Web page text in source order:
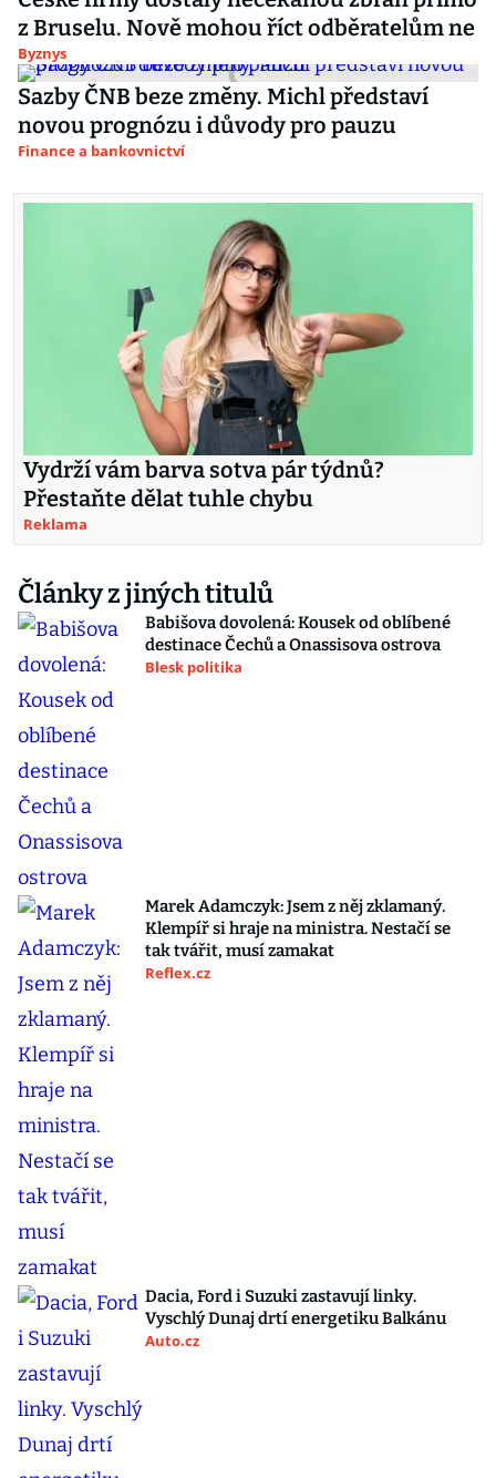
z Bruselu. Nově mohou říct odběratelům ne
Byznys
Sazby ČNB beze změny. Michl představí
novou prognózu i důvody pro pauzu
Finance a bankovnictví
Vydrží vám barva sotva pár týdnů?
Přestaňte dělat tuhle chybu
Reklama
Články z jiných titulů
Babišova dovolená: Kousek od oblíbené
destinace Čechů a Onassisova ostrova
Blesk politika
Marek Adamczyk: Jsem z něj zklamaný.
Klempíř si hraje na ministra. Nestačí se
tak tvářit, musí zamakat
Reflex.cz
Dacia, Ford i Suzuki zastavují linky.
Vyschlý Dunaj drtí energetiku Balkánu
Auto.cz